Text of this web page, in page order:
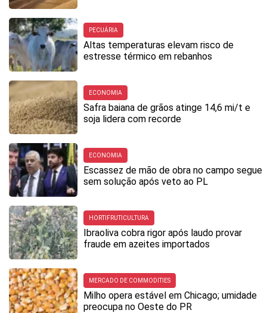
PECUÁRIA
Altas temperaturas elevam risco de
estresse térmico em rebanhos
ECONOMIA
Safra baiana de grãos atinge 14,6 mi/t e
soja lidera com recorde
ECONOMIA
Escassez de mão de obra no campo segue
sem solução após veto ao PL
HORTIFRUTICULTURA
Ibraoliva cobra rigor após laudo provar
fraude em azeites importados
MERCADO DE COMMODITIES
Milho opera estável em Chicago; umidade
preocupa no Oeste do PR